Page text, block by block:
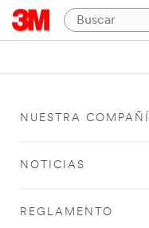
NUESTRA
NOTICIAS
REGLAMENTO